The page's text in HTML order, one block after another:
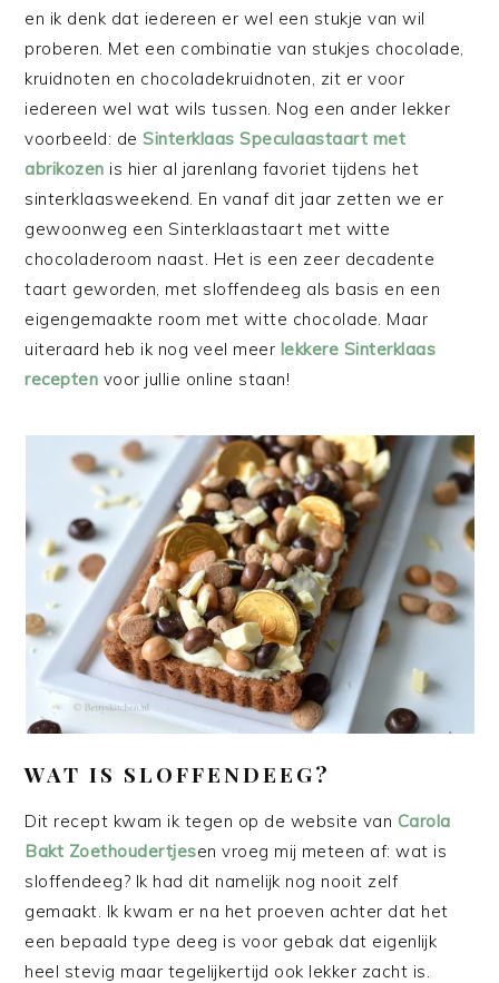
en ik denk dat iedereen er wel een stukje van wil
proberen. Met een combinatie van stukjes chocolade,
kruidnoten en chocoladekruidnoten, zit er voor
iedereen wel wat wils tussen. Nog een ander lekker
voorbeeld: deSinterklaas Speculaastaart met
abrikozen is hier al jarenlang favoriet tijdens het
sinterklaasweekend. En vanaf dit jaar zetten we er
gewoonweg een Sinterklaastaart met witte
chocoladeroom naast. Het is een zeer decadente
taart geworden, met sloffendeeg als basis en een
eigengemaakte room met witte chocolade. Maar
uiteraard heb ik nog veel meer lekkere Sinterklaas
recepten voor jullie online staan!
WAT IS SLOFFENDEEG?
Dit recept kwam ik tegen op de website van Carola
Bakt Zoethoudertjesen vroeg mij meteen af: wat is
sloffendeeg? Ik had dit namelijk nog nooit zelf
gemaakt. Ik kwam er na het proeven achter dat het
een bepaald type deeg is voor gebak dat eigenlijk
heel stevig maar tegelijkertijd ook lekker zacht is.